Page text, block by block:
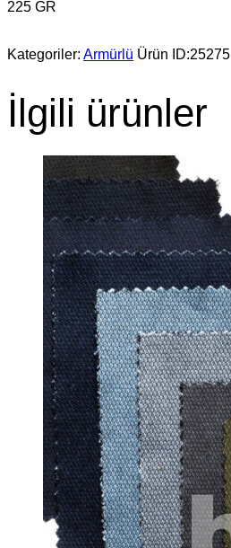
225 GR
Kategoriler: Armürlü Ürün ID:25275
İlgili ürünler